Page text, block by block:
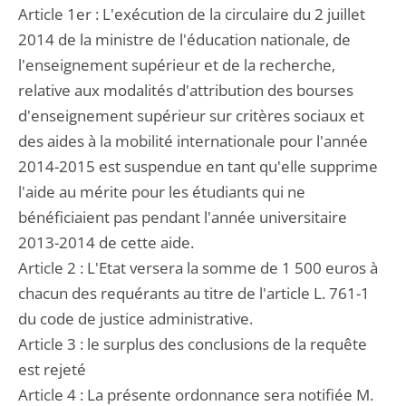
Article 1er : L'exécution de la circulaire du 2 juillet
2014 de la ministre de l'éducation nationale, de
l'enseignement supérieur et de la recherche,
relative aux modalités d'attribution des bourses
d'enseignement supérieur sur critères sociaux et
des aides à la mobilité internationale pour l'année
2014-2015 est suspendue en tant qu'elle supprime
l'aide au mérite pour les étudiants qui ne
bénéficiaient pas pendant l'année universitaire
2013-2014 de cette aide.
Article 2 : L'Etat versera la somme de 1 500 euros à
chacun des requérants au titre de l'article L. 761-1
du code de justice administrative.
Article 3 : le surplus des conclusions de la requête
est rejeté
Article 4 : La présente ordonnance sera notifiée M.